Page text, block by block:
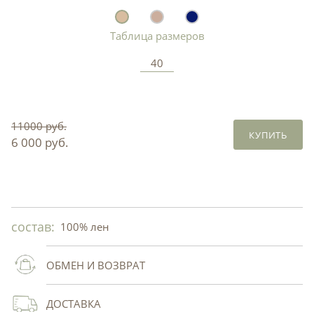
Таблица размеров
40
11000 руб.
6 000 руб. КУПИТЬ
состав: 100% лен
ОБМЕН И ВОЗВРАТ
ДОСТАВКА